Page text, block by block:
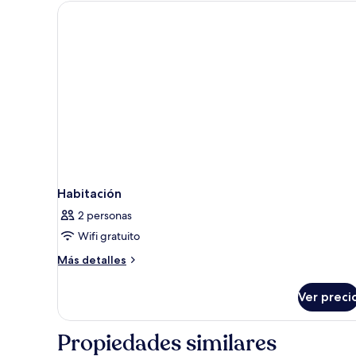
Habitación
2 personas
Wifi gratuito
Más detalles
Más
Ver
Propiedades similares